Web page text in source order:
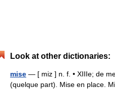
Look at other dictionaries:
mise — [ miz ] n. f. • XIIIe; de
(quelque part). Mise en place.